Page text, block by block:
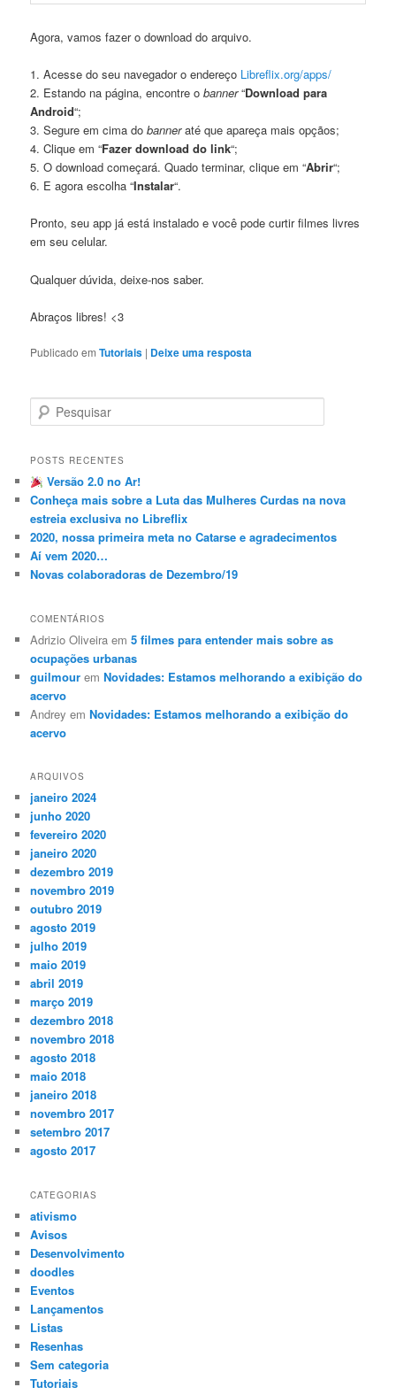
Agora, vamos fazer o download do arquivo.
1. Acesse do seu navegador o endereço Libreflix.org/apps/
2. Estando na página, encontre obanner“Download para
Android“;
3. Segure em cima dobanneraté que apareça mais opçãos;
4. Clique em “Fazer download do link“;
5. O download começará. Quado terminar, clique em “Abrir“;
6. E agora escolha “Instalar“.
Pronto, seu app já está instalado e você pode curtir filmes livres
em seu celular.
Qualquer dúvida, deixe-nos saber.
Abraços libres! <3
Publicado em Tutoriais | Deixe uma resposta
e
q
u
i
s
a
r
POSTS RECENTES
Versão 2.0 no Ar!
Conheça mais sobre a Luta das Mulheres Curdas na nova
estreia exclusiva no Libreflix
2020, nossa primeira meta no Catarse e agradecimentos
Aí vem 2020…
Novas colaboradoras de Dezembro/19
COMENTÁRIOS
Adrizio Oliveira em5 filmes para entender mais sobre as
ocupações urbanas
guilmour emNovidades: Estamos melhorando a exibição do
acervo
Andrey emNovidades: Estamos melhorando a exibição do
acervo
ARQUIVOS
janeiro 2024
junho 2020
fevereiro 2020
janeiro 2020
dezembro 2019
novembro 2019
outubro 2019
agosto 2019
julho 2019
maio 2019
abril 2019
março 2019
dezembro 2018
novembro 2018
agosto 2018
maio 2018
janeiro 2018
novembro 2017
setembro 2017
agosto 2017
CATEGORIAS
ativismo
Avisos
Desenvolvimento
doodles
Eventos
Lançamentos
Listas
Resenhas
Sem categoria
Tutoriais